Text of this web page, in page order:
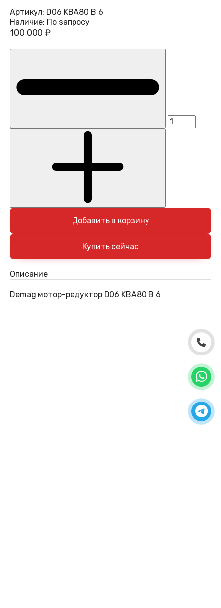
Артикул: D06 KBA80 B 6
Наличие: По запросу
100 000 ₽
Добавить в корзину
Описание
Demag мотор-редуктор D06 KBA80 B 6